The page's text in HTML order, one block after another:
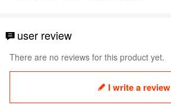
user review
There are no reviews for this product yet.
I write a review